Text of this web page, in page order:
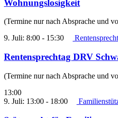
Wohnungslosigkeit
(Termine nur nach Absprache und
9. Juli: 8:00 - 15:30
Rentensprechtag DRV
(Termine nur nach Absprache und
13:00
9. Juli: 13:00 - 18:00